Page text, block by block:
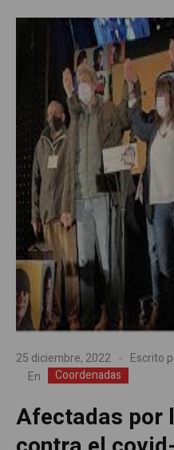
25 diciembre, 2022 Escrito
En Coordenadas
Afectadas por